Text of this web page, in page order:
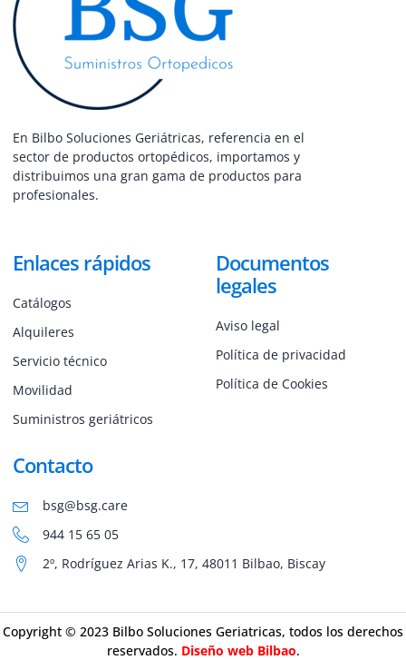
En Bilbo Soluciones Geriátricas, referencia en el
sector de productos ortopédicos, importamos y
distribuimos una gran gama de productos para
profesionales.
Enlaces rápidos
Catálogos
Alquileres
Servicio técnico
Movilidad
Suministros geriátricos
Documentos
legales
Aviso legal
Política de privacidad
Política de Cookies
Contacto
bsg@bsg.care
944 15 65 05
2º, Rodríguez Arias K., 17, 48011 Bilbao, Biscay
Copyright © 2023 Bilbo Soluciones Geriatricas, todos los derechos
reservados. Diseño web Bilbao.